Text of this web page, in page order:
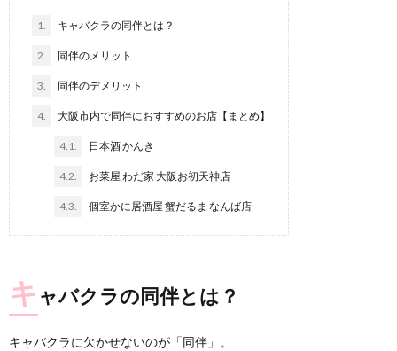
1. キャバクラの同伴とは？
2. 同伴のメリット
3. 同伴のデメリット
4. 大阪市内で同伴におすすめのお店【まとめ】
4.1. 日本酒 かんき
4.2. お菜屋 わだ家 大阪お初天神店
4.3. 個室かに居酒屋 蟹だるま なんば店
キ ャバクラの同伴とは？
キャバクラに欠かせないのが「同伴」。